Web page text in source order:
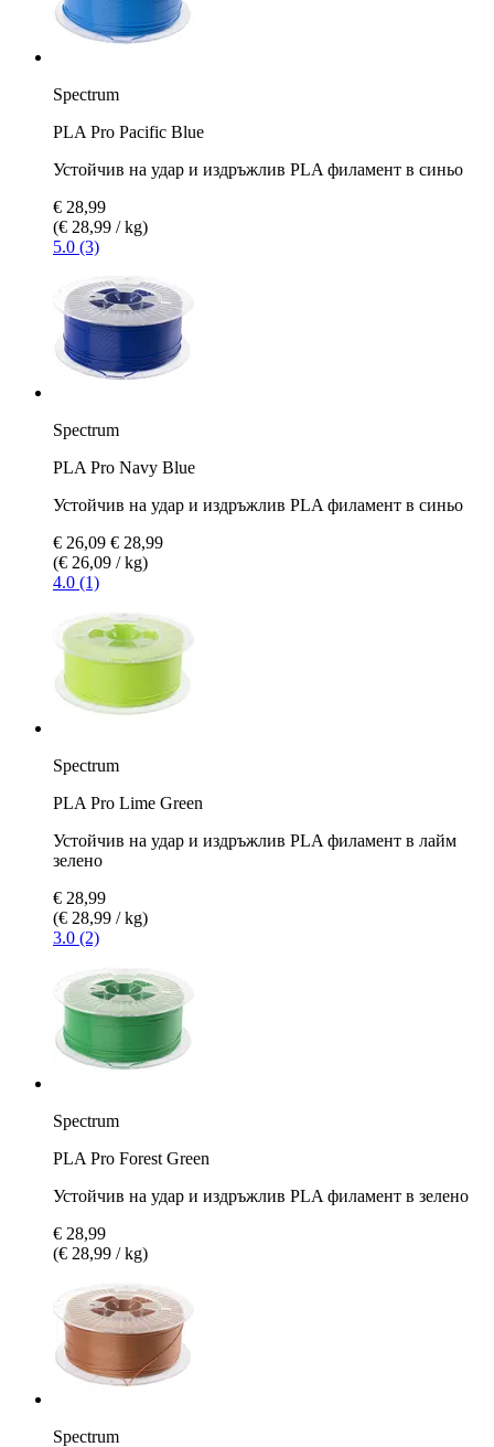
Spectrum
PLA Pro Pacific Blue
Устойчив на удар и издръжлив PLA филамент в синьо
€ 28,99
(€ 28,99 / kg)
5.0 (3)
Spectrum
PLA Pro Navy Blue
Устойчив на удар и издръжлив PLA филамент в синьо
€ 26,09 € 28,99
(€ 26,09 / kg)
4.0 (1)
Spectrum
PLA Pro Lime Green
Устойчив на удар и издръжлив PLA филамент в лайм
зелено
€ 28,99
(€ 28,99 / kg)
3.0 (2)
Spectrum
PLA Pro Forest Green
Устойчив на удар и издръжлив PLA филамент в зелено
€ 28,99
(€ 28,99 / kg)
Spectrum